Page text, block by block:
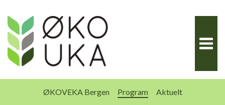
innhold
ØKOVEKA Bergen Program Aktuelt